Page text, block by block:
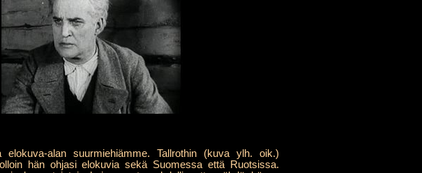
elokuva-alan suurmiehiämme. Tallrothin (kuva ylh. oik.)
hän ohjasi elokuvia sekä Suomessa että Ruotsissa.